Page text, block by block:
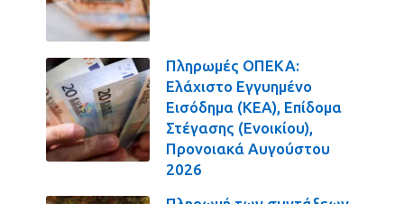
Πληρωμές ΟΠΕΚΑ:
Ελάχιστο Εγγυημένο
Εισόδημα (ΚΕΑ), Επίδομα
Στέγασης (Ενοικίου),
Προνοιακά Αυγούστου
2026